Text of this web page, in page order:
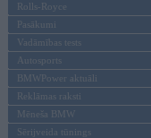
Rolls-Royce
Pasākumi
Vadāmības tests
Autosports
BMWPower aktuāli
Reklāmas raksti
Mēneša BMW
Sērijveida tūnings